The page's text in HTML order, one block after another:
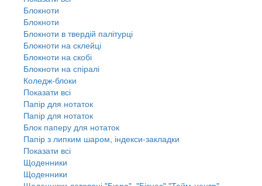
Блокноти
Блокноти
Блокноти в твердій палітурці
Блокноти на склейці
Блокноти на скобі
Блокноти на спіралі
Коледж-блоки
Показати всі
Папір для нотаток
Папір для нотаток
Блок паперу для нотаток
Папір з липким шаром, індекси-закладки
Показати всі
Щоденники
Щоденники